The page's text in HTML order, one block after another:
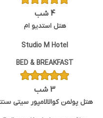
4 شب
هتل استدیو ام
Studio M Hotel
BED & BREAKFAST
3 شب
هتل پولمن کوالالامپور سیتی سنتر